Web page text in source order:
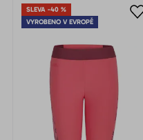
horách, náročné via ferraty,
skialpinismus, běh na lyžích
SLEVA -40 %
VYROBENO V EVROPĚ